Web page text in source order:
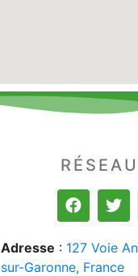
Adresse : 127 Voie
sur-Garonne, France